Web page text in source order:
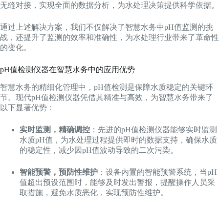
无缝对接，实现全面的数据分析，为水处理决策提供科学依据。
通过上述解决方案，我们不仅解决了智慧水务中pH值监测的挑
战，还提升了监测的效率和准确性，为水处理行业带来了革命性
的变化。
pH值检测仪器在智慧水务中的应用优势
智慧水务的精细化管理中，pH值检测是保障水质稳定的关键环
节。现代pH值检测仪器凭借其精准与高效，为智慧水务带来了
以下显著优势：
实时监测，精确调控 ：先进的pH值检测仪器能够实时监测
水质pH值，为水处理过程提供即时的数据支持，确保水质
的稳定性，减少因pH值波动导致的二次污染。
智能预警，预防性维护 ：设备内置的智能预警系统，当pH
值超出预设范围时，能够及时发出警报，提醒操作人员采
取措施，避免水质恶化，实现预防性维护。